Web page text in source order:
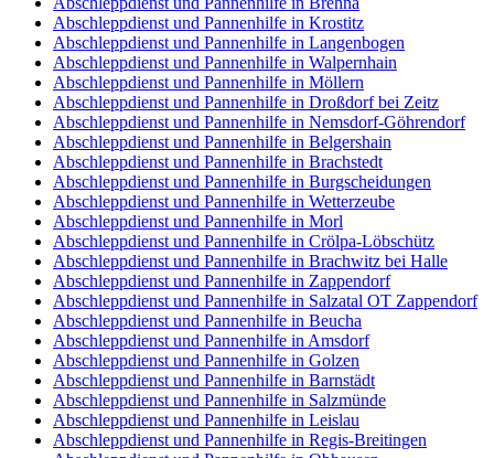
Abschleppdienst und Pannenhilfe in Krostitz
Abschleppdienst und Pannenhilfe in Langenbogen
Abschleppdienst und Pannenhilfe in Walpernhain
Abschleppdienst und Pannenhilfe in Möllern
Abschleppdienst und Pannenhilfe in Droßdorf bei Zeitz
Abschleppdienst und Pannenhilfe in Nemsdorf-Göhrendorf
Abschleppdienst und Pannenhilfe in Belgershain
Abschleppdienst und Pannenhilfe in Brachstedt
Abschleppdienst und Pannenhilfe in Burgscheidungen
Abschleppdienst und Pannenhilfe in Wetterzeube
Abschleppdienst und Pannenhilfe in Morl
Abschleppdienst und Pannenhilfe in Crölpa-Löbschütz
Abschleppdienst und Pannenhilfe in Brachwitz bei Halle
Abschleppdienst und Pannenhilfe in Zappendorf
Abschleppdienst und Pannenhilfe in Salzatal OT Zappendorf
Abschleppdienst und Pannenhilfe in Beucha
Abschleppdienst und Pannenhilfe in Amsdorf
Abschleppdienst und Pannenhilfe in Golzen
Abschleppdienst und Pannenhilfe in Barnstädt
Abschleppdienst und Pannenhilfe in Salzmünde
Abschleppdienst und Pannenhilfe in Leislau
Abschleppdienst und Pannenhilfe in Regis-Breitingen